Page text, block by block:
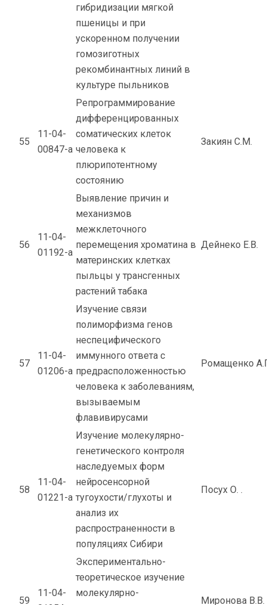
гибридизации мягкой
пшеницы и при
ускоренном получении
гомозиготных
рекомбинантных линий в
культуре пыльников
55
11-04-
00847-а
Репрограммирование
дифференцированных
соматических клеток
человека к
плюрипотентному
состоянию
Закиян С.М.
56
11-04-
01192-а
Выявление причин и
механизмов
межклеточного
перемещения хроматина в
материнских клетках
пыльцы у трансгенных
растений табака
Дейнеко Е.В.
57
11-04-
01206-а
Изучение связи
полиморфизма генов
неспецифического
иммунного ответа с
предрасположенностью
человека к заболеваниям,
вызываемым
флавивирусами
Ромащенко
58
11-04-
01221-а
Изучение молекулярно-
генетического контроля
наследуемых форм
нейросенсорной
тугоухости/глухоты и
анализ их
распространенности в
популяциях Сибири
Посух О. .
59
11-04-
Экспериментально-
теоретическое изучение
молекулярно-
Миронова В.В.